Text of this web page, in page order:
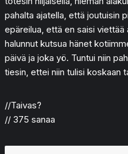
pahalta ajatella, että joutuisin
epäreilua, että en saisi viettää
halunnut kutsua hänet
päivä ja joka yö. Tuntui niin
tiesin, ettei niin tulisi koskaan
//Taivas?
// 375 sanaa